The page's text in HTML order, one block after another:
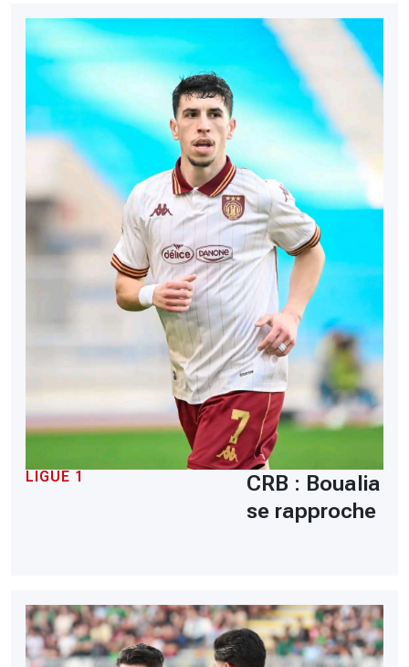
LIGUE 1
CRB : Boualia
se rapproche